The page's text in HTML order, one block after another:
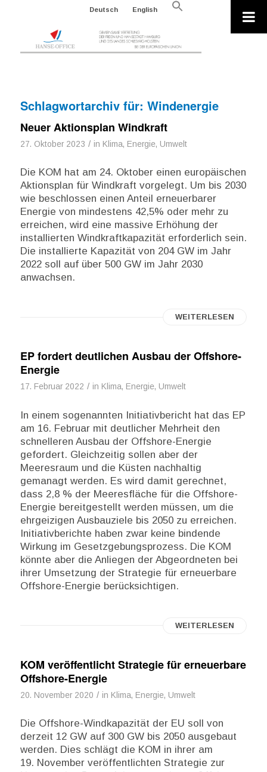
Deutsch English
Search
Schlagwortarchiv für: Windenergie
Neuer Aktionsplan Windkraft
27. Oktober 2023 / in Klima, Energie, Umwelt
Die KOM hat am 24. Oktober einen europäischen
Aktionsplan für Windkraft vorgelegt. Um bis 2030
wie beschlossen einen Anteil erneuerbarer
Energie von mindestens 42,5% oder mehr zu
erreichen, wird eine massive Erhöhung der
installierten Windkraftkapazität erforderlich sein.
Die installierte Kapazität von 204 GW im Jahr
2022 soll auf über 500 GW im Jahr 2030
anwachsen.
WEITERLESEN
EP fordert deutlichen Ausbau der Offshore-
Energie
17. Februar 2022 / in Klima, Energie, Umwelt
In einem sogenannten Initiativbericht hat das EP
am 16. Februar mit deutlicher Mehrheit den
schnelleren Ausbau der Offshore-Energie
gefordert. Gleichzeitig sollen aber der
Meeresraum und die Küsten nachhaltig
gemanagt werden. Es wird damit gerechnet,
dass 2,8 % der Meeresfläche für die Offshore-
Energie bereitgestellt werden müssen, um die
ehrgeizigen Ausbauziele bis 2050 zu erreichen.
Initiativberichte haben zwar keine bindende
Wirkung im Gesetzgebungsprozess. Die KOM
könnte aber die Anliegen der Abgeordneten bei
ihrer Umsetzung der Strategie für erneuerbare
Offshore-Energie berücksichtigen.
WEITERLESEN
KOM veröffentlicht Strategie für erneuerbare
Offshore-Energie
20. November 2020 / in Klima, Energie, Umwelt
Die Offshore-Windkapazität der EU soll von
derzeit 12 GW auf 300 GW bis 2050 ausgebaut
werden. Dies schlägt die KOM in ihrer am
19. November veröffentlichten Strategie zur